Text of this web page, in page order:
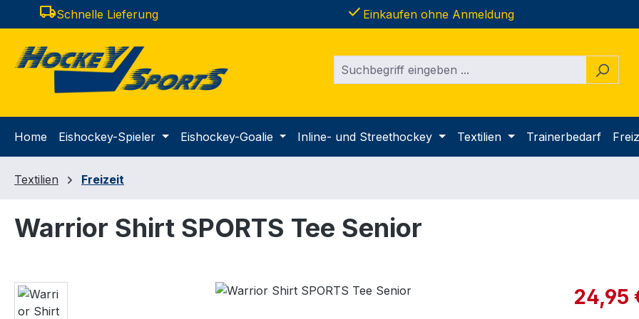
Hauptinhalt springen
Zur Suche springen
Zur Hauptnavigation springen
local_shippingSchnelle Lieferung done Einkaufen ohne Anmeldung
Home Eishockey-Spieler Eishockey-Goalie Inline- und Streethockey Textilien Trainerbedarf
Textilien Freizeit
Warrior Shirt SPORTS Tee Senior
Bildergalerie überspringen 24,95